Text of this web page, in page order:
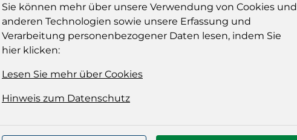
für Ihre Produktdatei aus
Sie können mehr über unsere Verwendung von Cookies und
anderen Technologien sowie unsere Erfassung und
Verarbeitung personenbezogener Daten lesen, indem Sie
hier klicken:
Lesen Sie mehr über Cookies
Hinweis zum Datenschutz